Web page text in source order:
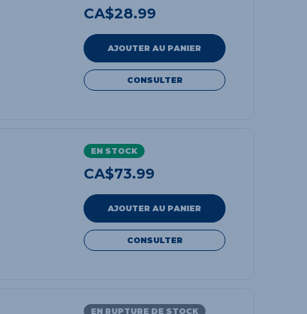
CA$28.99
AJOUTER AU PANIER
CONSULTER
EN STOCK
CA$73.99
AJOUTER AU PANIER
CONSULTER
EN RUPTURE DE STOCK